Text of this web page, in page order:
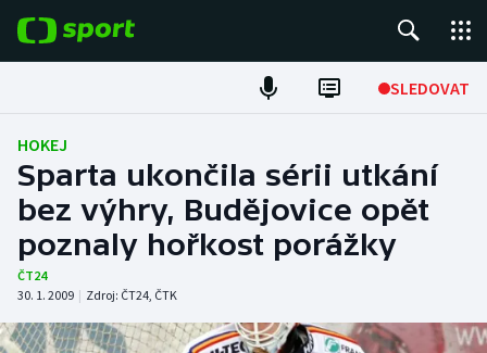
SLEDOVAT
Fotbal
Hokej
Tenis
Atletika
Cyklistika
HOKEJ
Sparta ukončila sérii utkání
bez výhry, Budějovice opět
poznaly hořkost porážky
ČT24
30. 1. 2009 | Zdroj: ČT24, ČTK